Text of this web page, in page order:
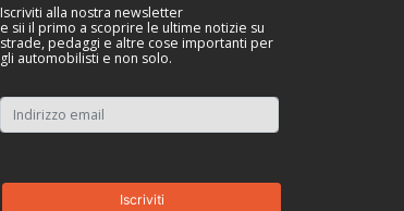
Iscriviti alla nostra newsletter
e sii il primo a scoprire le ultime notizie su
strade, pedaggi e altre cose importanti per
gli automobilisti e non solo.